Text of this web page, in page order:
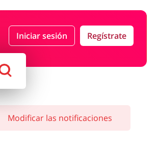
Iniciar sesión Regístrate
Megatiendas
Modificar las notificaciones